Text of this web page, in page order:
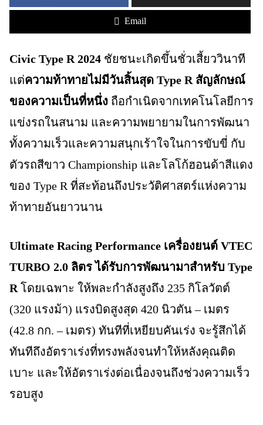
Email
Civic Type R 2024 ชัยชนะเกิดขึ้นชั่วเสี้ยววินาที
แต่ความท้าทายไม่มีวันสิ้นสุด Type R สัญลักษณ์
ของความเป็นที่หนึ่ง ถือกำเนิดจากเทคโนโลยีการ
แข่งรถในสนาม และความพยายามในการพัฒนา
ทั้งความเร็วและความสนุกเร้าใจในการขับขี่ กับ
ตัวรถสีขาว Championship และโลโก้ฮอนด้าสีแดง
ของ Type R ที่สะท้อนถึงประวัติศาสตร์แห่งความ
ท้าทายอันยาวนาน
Ultimate Racing Performance เครื่องยนต์ VTEC
TURBO 2.0 ลิตร ได้รับการพัฒนามาสำหรับ Type
R โดยเฉพาะ ให้พละกำลังสูงถึง 235 กิโลวัตต์
(320 แรงม้า) แรงบิดสูงสุด 420 นิวตัน – เมตร
(42.8 กก. – เมตร) ทันทีที่เหยียบคันเร่ง จะรู้สึกได้
ทันทีถึงอัตราเร่งที่ทรงพลังจนทำให้หลังคุณติด
เบาะ และให้อัตราเร่งต่อเนื่องจนถึงช่วงความเร็ว
รอบสูง